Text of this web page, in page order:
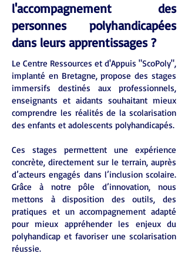
l'accompagnement des
personnes polyhandicapées
dans leurs apprentissages ?
Le Centre Ressources et d'Appuis "ScoPoly",
implanté en Bretagne, propose des stages
immersifs destinés aux professionnels,
enseignants et aidants souhaitant mieux
comprendre les réalités de la scolarisation
des enfants et adolescents polyhandicapés.
Ces stages permettent une expérience
concrète, directement sur le terrain, auprès
d’acteurs engagés dans l’inclusion scolaire.
Grâce à notre pôle d’innovation, nous
mettons à disposition des outils, des
pratiques et un accompagnement adapté
pour mieux appréhender les enjeux du
polyhandicap et favoriser une scolarisation
réussie.